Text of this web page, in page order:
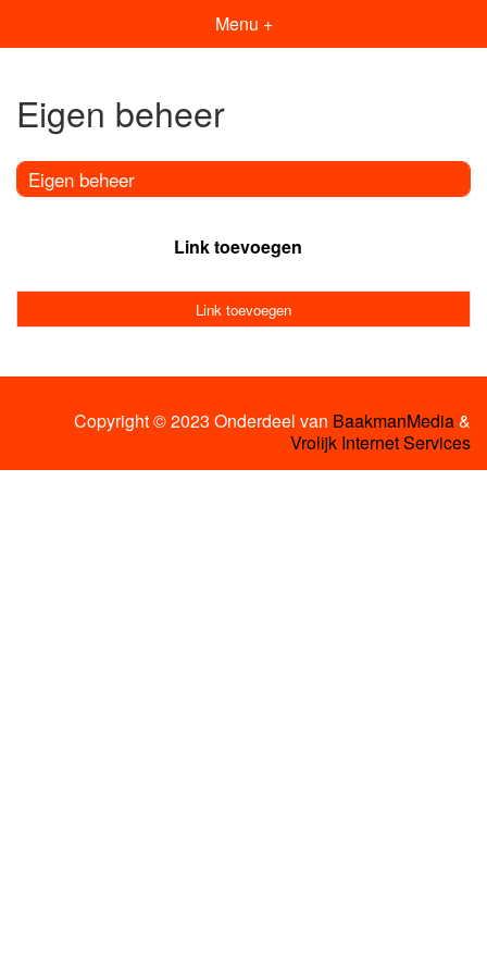
Menu +
Eigen beheer
Eigen beheer
Link toevoegen
Link toevoegen
Copyright © 2023 Onderdeel van BaakmanMedia&
Vrolijk Internet Services